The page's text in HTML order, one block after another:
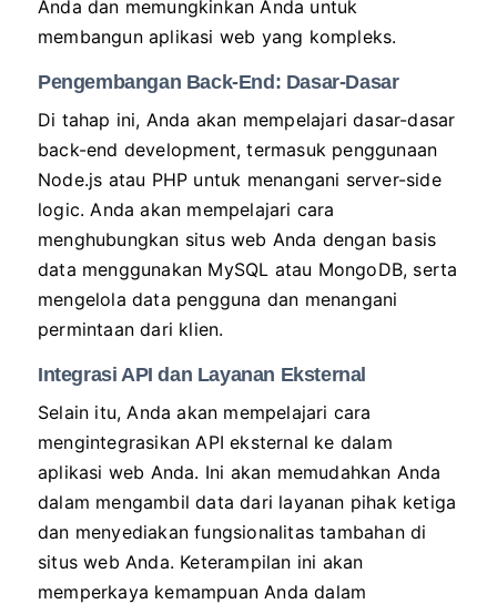
Anda dan memungkinkan Anda untuk
membangun aplikasi web yang kompleks.
Pengembangan Back-End: Dasar-Dasar
Di tahap ini, Anda akan mempelajari dasar-dasar
back-end development, termasuk penggunaan
Node.js atau PHP untuk menangani server-side
logic. Anda akan mempelajari cara
menghubungkan situs web Anda dengan basis
data menggunakan MySQL atau MongoDB, serta
mengelola data pengguna dan menangani
permintaan dari klien.
Integrasi API dan Layanan Eksternal
Selain itu, Anda akan mempelajari cara
mengintegrasikan API eksternal ke dalam
aplikasi web Anda. Ini akan memudahkan Anda
dalam mengambil data dari layanan pihak ketiga
dan menyediakan fungsionalitas tambahan di
situs web Anda. Keterampilan ini akan
memperkaya kemampuan Anda dalam